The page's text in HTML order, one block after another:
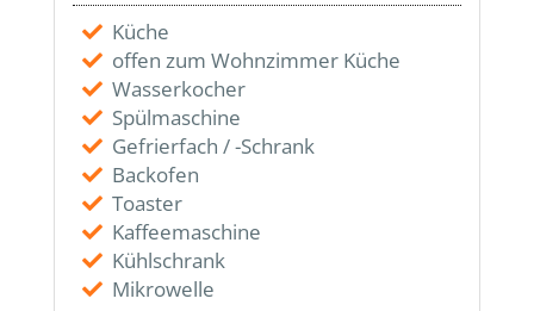
Küche
offen zum Wohnzimmer Küche
Wasserkocher
Spülmaschine
Gefrierfach / -Schrank
Backofen
Toaster
Kaffeemaschine
Kühlschrank
Mikrowelle